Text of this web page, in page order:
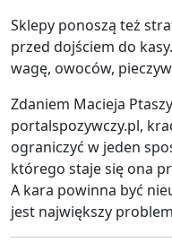
Sklepy ponoszą też
przed dojściem do
wagę, owoców,
Zdaniem Macieja
portalspozywczy.pl,
ograniczyć w jeden
którego staje się ona
A kara powinna być
jest największy